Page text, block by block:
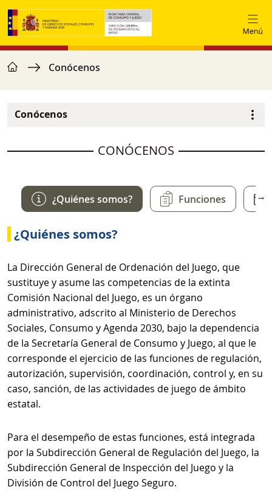
Vés al contingut
Fil d'ariadna
home Conócenos
Conócenos
CONÓCENOS
→
¿Quiénes somos? Funciones
¿Quiénes somos?
La Dirección General de Ordenación del Juego, que
sustituye y asume las competencias de la extinta
Comisión Nacional del Juego, es un órgano
administrativo, adscrito al Ministerio de Derechos
Sociales, Consumo y Agenda 2030, bajo la dependencia
de la Secretaría General de Consumo y Juego, al que le
corresponde el ejercicio de las funciones de regulación,
autorización, supervisión, coordinación, control y, en su
caso, sanción, de las actividades de juego de ámbito
estatal.
Para el desempeño de estas funciones, está integrada
por la Subdirección General de Regulación del Juego, la
Subdirección General de Inspección del Juego y la
División de Control del Juego Seguro.